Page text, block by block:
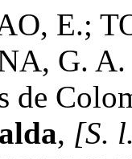
E.;
G. A.
de
, [S.